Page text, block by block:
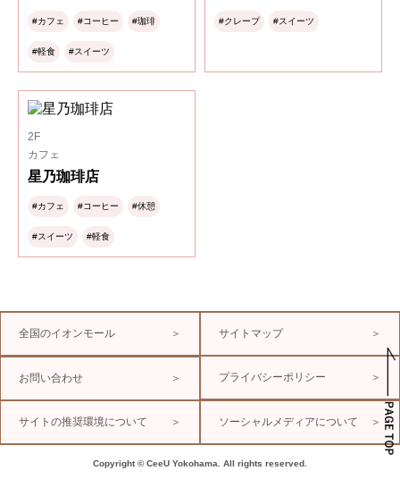
#カフェ #コーヒー #珈琲
#軽食 #スイーツ
#クレープ #スイーツ
2F
カフェ
星乃珈琲店
#カフェ #コーヒー #休憩
#スイーツ #軽食
全国のイオンモール ＞ サイトマップ ＞
お問い合わせ ＞ プライバシーポリシー ＞
サイトの推奨環境について ＞ ソーシャルメディアについて ＞
Copyright © CeeU Yokohama. All rights reserved.